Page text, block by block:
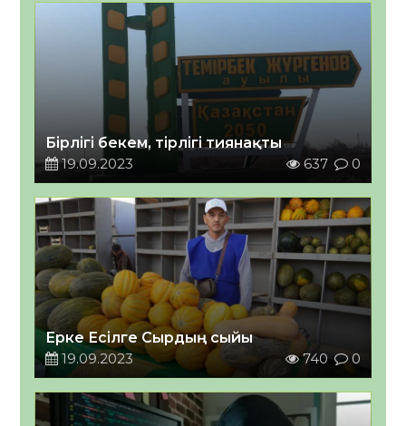
Бірлігі бекем, тірлігі тиянақты
19.09.2023
637 0
Ерке Есілге Сырдың сыйы
19.09.2023
740 0